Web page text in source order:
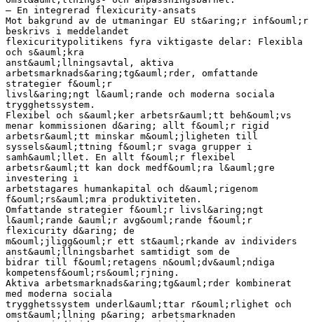
– En integrerad flexicurity-ansats
Mot bakgrund av de utmaningar EU st&aring;r inf&ouml;r
beskrivs i meddelandet
flexicuritypolitikens fyra viktigaste delar: Flexibla
och s&auml;kra
anst&auml;llningsavtal, aktiva
arbetsmarknads&aring;tg&auml;rder, omfattande
strategier f&ouml;r
livsl&aring;ngt l&auml;rande och moderna sociala
trygghetssystem.
Flexibel och s&auml;ker arbetsr&auml;tt beh&ouml;vs
menar kommissionen d&aring; allt f&ouml;r rigid
arbetsr&auml;tt minskar m&ouml;jligheten till
syssels&auml;ttning f&ouml;r svaga grupper i
samh&auml;llet. En allt f&ouml;r flexibel
arbetsr&auml;tt kan dock medf&ouml;ra l&auml;gre
investering i
arbetstagares humankapital och d&auml;rigenom
f&ouml;rs&auml;mra produktiviteten.
Omfattande strategier f&ouml;r livsl&aring;ngt
l&auml;rande &auml;r avg&ouml;rande f&ouml;r
flexicurity d&aring; de
m&ouml;jligg&ouml;r ett st&auml;rkande av individers
anst&auml;llningsbarhet samtidigt som de
bidrar till f&ouml;retagens n&ouml;dv&auml;ndiga
kompetensf&ouml;rs&ouml;rjning.
Aktiva arbetsmarknads&aring;tg&auml;rder kombinerat
med moderna sociala
trygghetssystem underl&auml;ttar r&ouml;rlighet och
omst&auml;llning p&aring; arbetsmarknaden